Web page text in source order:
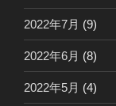
2022年7月 (9)
2022年6月 (8)
2022年5月 (4)